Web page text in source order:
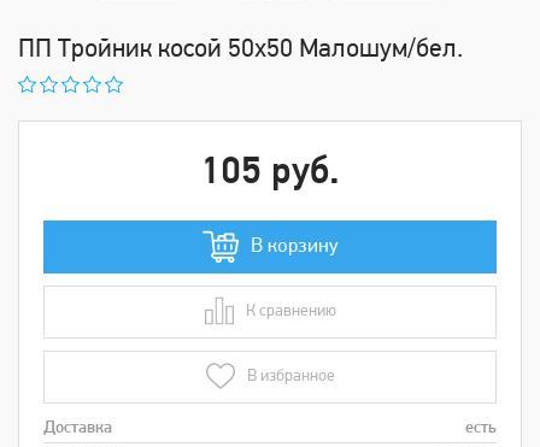
ПП Тройник косой 50х50 Малошум/бел.
105 руб.
В корзину
К сравнению
В сравнении
В избранное
Доставка
есть